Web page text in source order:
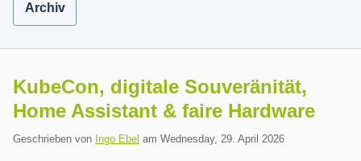
Archiv
KubeCon, digitale Souveränität,
Home Assistant & faire Hardware
Geschrieben von Ingo Ebel am Wednesday, 29. April 2026